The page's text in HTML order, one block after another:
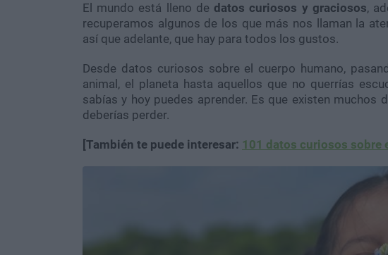
El mundo está lleno de datos curiosos y graciosos,
recuperamos algunos de los que más nos llaman la
así que adelante, que hay para todos los gustos.
Desde datos curiosos sobre el cuerpo humano,
animal, el planeta hasta aquellos que no querrías
sabías y hoy puedes aprender. Es que existen muchos
deberías perder.
[También te puede interesar: 101 datos curiosos sobre